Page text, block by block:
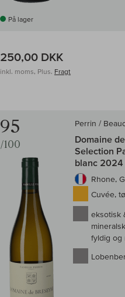
På lager
250,00 DKK
inkl. moms, Plus. Fragt
95
/100
Perrin /
Domaine
Selection
blanc 2024
Rhone,
Cuvée,
eksotisk
mineralsk
fyldig og